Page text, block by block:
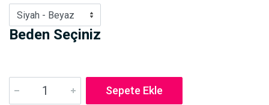
Siyah - Beyaz
Beden Seçiniz
Sepete Ekle